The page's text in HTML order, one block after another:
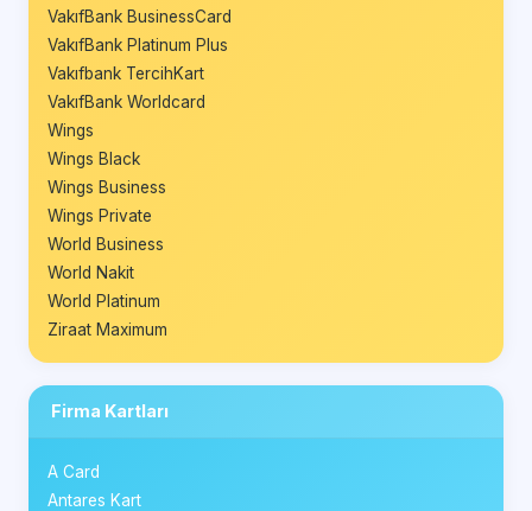
VakıfBank BusinessCard
VakıfBank Platinum Plus
Vakıfbank TercihKart
VakıfBank Worldcard
Wings
Wings Black
Wings Business
Wings Private
World Business
World Nakit
World Platinum
Ziraat Maximum
Firma Kartları
A Card
Antares Kart